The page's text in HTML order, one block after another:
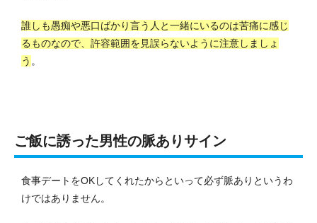
誰しも愚痴や悪口ばかり言う人と一緒にいるのは苦痛に感じ
るものなので、許容範囲を見誤らないように注意しましょ
う 。
ご飯に誘った男性の脈ありサイン
食事デートをOKしてくれたからといって必ず脈ありというわ
けではありません。